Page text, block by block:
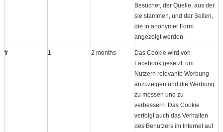
Besucher, der Quelle, aus der
sie stammen, und der Seiten,
die in anonymer Form
angezeigt werden.
fr 1 2 months
Das Cookie wird von
Facebook gesetzt, um
Nutzern relevante Werbung
anzuzeigen und die Werbung
zu messen und zu
verbessern. Das Cookie
verfolgt auch das Verhalten
des Benutzers im Internet auf